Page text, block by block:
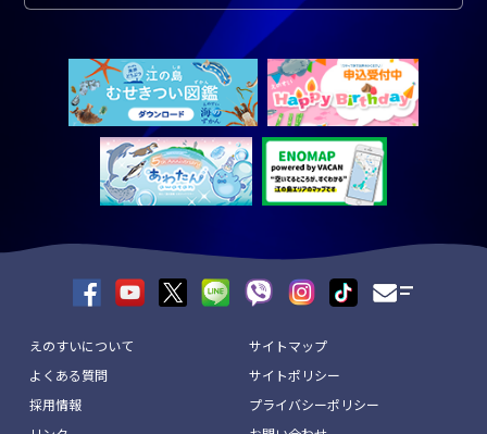
えのすいについて
よくある質問
採用情報
サイトマップ
サイトポリシー
プライバシーポリシー